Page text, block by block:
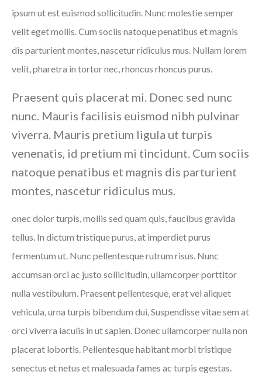
ipsum ut est euismod sollicitudin. Nunc molestie semper
velit eget mollis. Cum sociis natoque penatibus et magnis
dis parturient montes, nascetur ridiculus mus. Nullam lorem
velit, pharetra in tortor nec, rhoncus rhoncus purus.
Praesent quis placerat mi. Donec sed nunc
nunc. Mauris facilisis euismod nibh pulvinar
viverra. Mauris pretium ligula ut turpis
venenatis, id pretium mi tincidunt. Cum sociis
natoque penatibus et magnis dis parturient
montes, nascetur ridiculus mus.
onec dolor turpis, mollis sed quam quis, faucibus gravida
tellus. In dictum tristique purus, at imperdiet purus
fermentum ut. Nunc pellentesque rutrum risus. Nunc
accumsan orci ac justo sollicitudin, ullamcorper porttitor
nulla vestibulum. Praesent pellentesque, erat vel aliquet
vehicula, urna turpis bibendum dui, Suspendisse vitae sem at
orci viverra iaculis in ut sapien. Donec ullamcorper nulla non
placerat lobortis. Pellentesque habitant morbi tristique
senectus et netus et malesuada fames ac turpis egestas.